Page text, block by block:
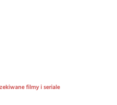
filmy i seriale